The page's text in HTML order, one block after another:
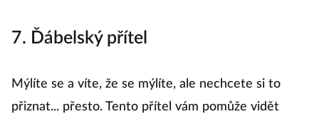
7. Ďábelský přítel
Mýlíte se a víte, že se mýlíte, ale nechcete si to
přiznat... přesto. Tento přítel vám pomůže vidět